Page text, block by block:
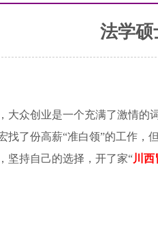
法学硕
大众创业是一个充满了激情
找了份高薪“准白领”的工作
坚持自己的选择，开了家“川西